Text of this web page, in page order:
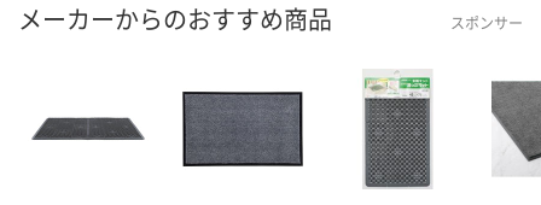
メーカーからのおすすめ商品 スポンサー